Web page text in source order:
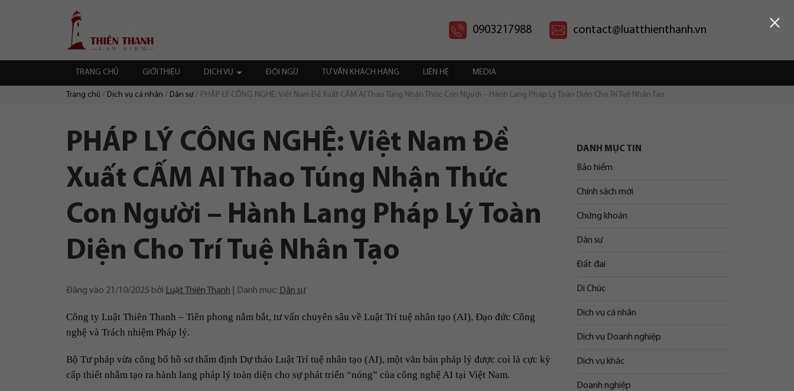
Trang
chủ
0903217988 contact@luatthienthanh.vn
TRANG CHỦ GIỚI THIỆU DỊCH VỤ ĐỘI NGŨ TƯ VẤN KHÁCH HÀNG LIÊN HỆ MEDIA
Duyệt:
Trang chủ Dịch vụ cá nhân Dân sự PHÁP LÝ CÔNG NGHỆ: Việt Nam Đề Xuất CẤM AI Thao Túng Nhận Thức Con Người – Hành Lang Pháp Lý Toàn Diện Cho Trí Tuệ Nhân Tạo
PHÁP LÝ CÔNG NGHỆ: Việt Nam Đề
Xuất CẤM AI Thao Túng Nhận Thức
Con Người – Hành Lang Pháp Lý Toàn
Diện Cho Trí Tuệ Nhân Tạo
Đăng vào 21/10/2025 bởi Luật Thiên Thanh Danh mục: Dân sự
Công ty Luật Thiên Thanh – Tiên phong nắm bắt, tư vấn chuyên sâu về Luật Trí tuệ nhân tạo (AI), Đạo đức Công
nghệ và Trách nhiệm Pháp lý.
Bộ Tư pháp vừa công bố hồ sơ thẩm định Dự thảo Luật Trí tuệ nhân tạo (AI), một văn bản pháp lý được coi là cực kỳ
cấp thiết nhằm tạo ra hành lang pháp lý toàn diện cho sự phát triển “nóng” của công nghệ AI tại Việt Nam.
DANH MỤC TIN
Bảo hiểm
Chính sách mới
Chứng khoán
Dân sự
Đất đai
Di Chúc
Dịch vụ cá nhân
Dịch vụ Doanh nghiệp
Dịch vụ khác
Doanh nghiệp
×